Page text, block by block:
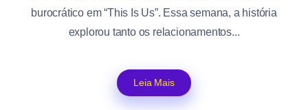
burocrático em “This Is Us”. Essa semana, a história
explorou tanto os relacionamentos...
Leia Mais